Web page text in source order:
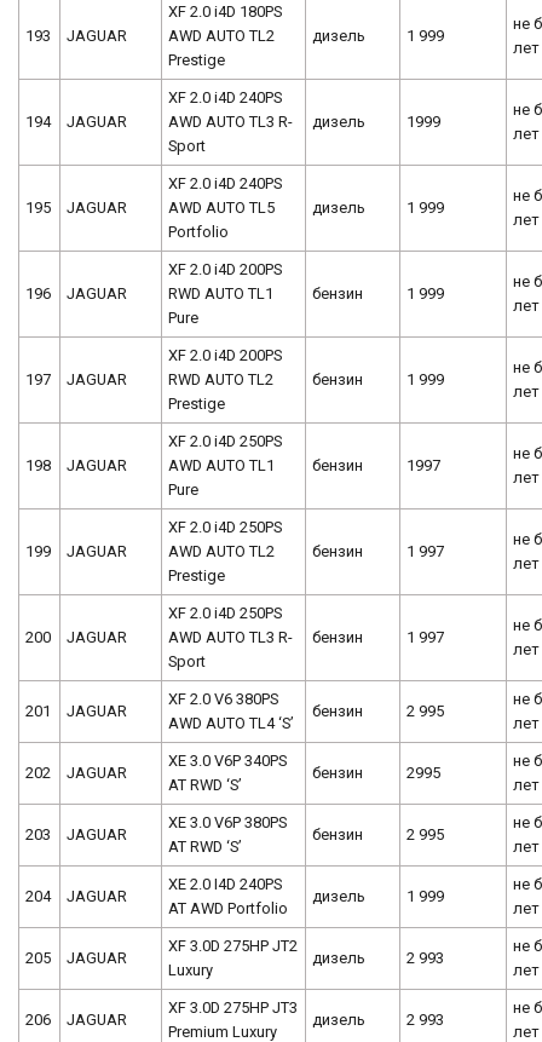
193 JAGUAR
XF 2.0 i4D 180PS
AWD AUTO TL2
Prestige
дизель 1 999
не
лет
194 JAGUAR
XF 2.0 i4D 240PS
AWD AUTO TL3 R-
Sport
дизель 1999
не
лет
195 JAGUAR
XF 2.0 i4D 240PS
AWD AUTO TL5
Portfolio
дизель 1 999
не
лет
196 JAGUAR
XF 2.0 i4D 200PS
RWD AUTO TL1
Pure
бензин 1 999
не
лет
197 JAGUAR
XF 2.0 i4D 200PS
RWD AUTO TL2
Prestige
бензин 1 999
не
лет
198 JAGUAR
XF 2.0 i4D 250PS
AWD AUTO TL1
Pure
бензин 1997
не
лет
199 JAGUAR
XF 2.0 i4D 250PS
AWD AUTO TL2
Prestige
бензин 1 997
не
лет
200 JAGUAR
XF 2.0 i4D 250PS
AWD AUTO TL3 R-
Sport
бензин 1 997
не
лет
201 JAGUAR
XF 2.0 V6 380PS
AWD AUTO TL4 ‘S’
бензин 2 995
не
лет
202 JAGUAR
XE 3.0 V6P 340PS
AT RWD ‘S’
бензин 2995
не
лет
203 JAGUAR
XE 3.0 V6P 380PS
AT RWD ‘S’
бензин 2 995
не
лет
204 JAGUAR
XE 2.0 I4D 240PS
AT AWD Portfolio
дизель 1 999
не
лет
205 JAGUAR
XF 3.0D 275HP JT2
Luxury
дизель 2 993
не
лет
206 JAGUAR
XF 3.0D 275HP JT3
Premium Luxury
дизель 2 993
не
лет